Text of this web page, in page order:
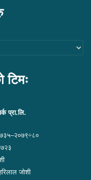
टिमः
प्रा.लि.
जोशी